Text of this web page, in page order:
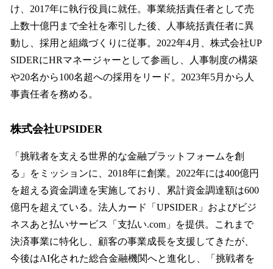
け、2017年に執行役員に就任。事業統括責任者として売
上数十億円まで全社を牽引した後、人事統括責任者に異
動し、採用と組織づくりに従事。2022年4月、株式会社UP
SIDERにHRマネージャーとして参画し、人事制度の構築
や20名から100名超への採用をリード。2023年5月から人
事責任者を務める。
株式会社UPSIDER
「挑戦者を支える世界的な金融プラットフォームを創
る」をミッションに、2018年に創業。2022年には400億円
を超える資金調達を実施しており、累計資金調達額は600
億円を超えている。法人カード「UPSIDER」およびビジ
ネスあと払いサービス「支払い.com」を提供。これまで
決済事業に特化し、顧客の事業成⾧を支援してきたが、
今後はAI化された総合金融機関へと進化し、「挑戦者を